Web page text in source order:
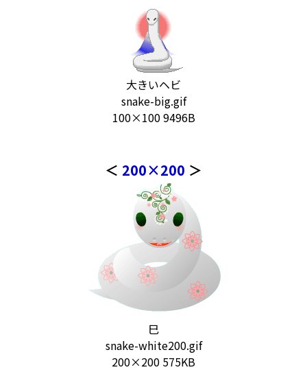
大きいヘビ
snake-big.gif
100×100 9496B
＜ 200×200 ＞
巳
snake-white200.gif
200×200 575KB